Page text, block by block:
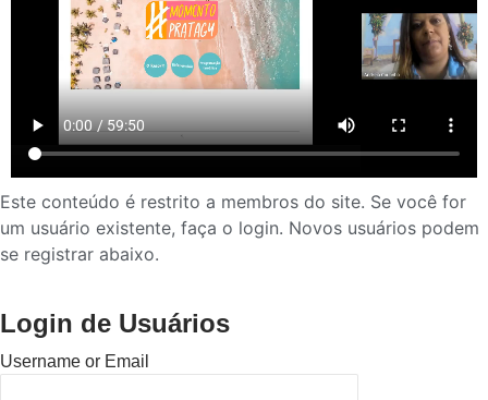
Este conteúdo é restrito a membros do site. Se você for
um usuário existente, faça o login. Novos usuários podem
se registrar abaixo.
Login de Usuários
Username or Email